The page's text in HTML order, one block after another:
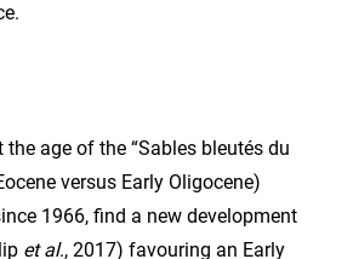
age of the “Sables bleutés du
versus Early Oligocene)
1966, find a new development
et al., 2017) favouring an Early